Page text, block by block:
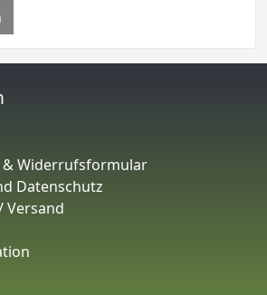
Widerrufsformular
Datenschutz
Versand